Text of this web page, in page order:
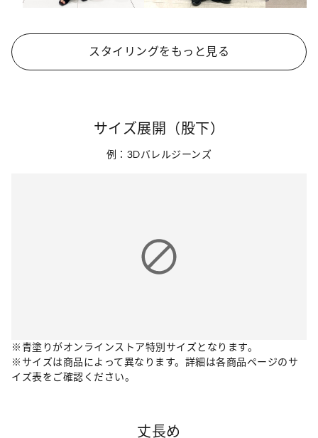
スタイリングをもっと見る
サイズ展開（股下）
例：3Dバレルジーンズ
※青塗りがオンラインストア特別サイズとなります。
※サイズは商品によって異なります。詳細は各商品ページのサ
イズ表をご確認ください。
丈長め